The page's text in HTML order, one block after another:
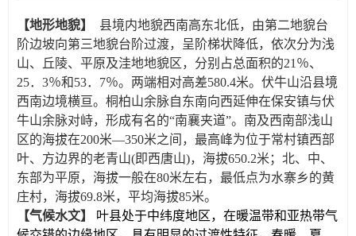
【地形地貌】 县境内地貌西南高东北低，由第二地貌台
阶边坡向第三地貌台阶过渡，呈阶梯状降低，依次分为浅
山、 丘陵、平原及洼地地貌区，分别占总面积的21％、
25．3％和53．7％。两端相对高差580.4米。伏牛山沿县境
西南边境横亘。桐柏山余脉自东南向西延伸在保安镇与伏
牛山余脉对峙，形成有名的“南襄夹道”。南及西南部浅山
区的海拔在200米—350米之间，最高峰为位于常村镇西部
叶、方边界的老青山(即西唐山)，海拔650.2米；北、中、
东部为平原，海拔一般在80米左右，最低点为水寨乡的黄
庄村，海拔69.8米，平均海拔85米。
【气候水文】
叶县处于中纬度地区，在暖温带和亚热带气